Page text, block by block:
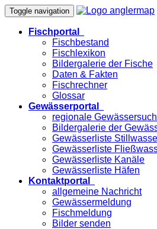
Toggle navigation
Fischportal
Fischbestand
Fischlexikon
Bildergalerie der Fische
Daten & Fakten
Fischrechner
Glossar
Gewässerportal
regionale
Bildergalerie der
Gewässerliste
Gewässerliste
Gewässerliste Kanäle
Gewässerliste Häfen
Kontaktportal
allgemeine Nachricht
Gewässermeldung
Fischmeldung
Bilder senden